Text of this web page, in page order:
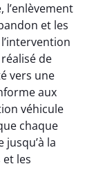
l’enlèvement
et les
de
vers une
aux
véhicule
chaque
la
les